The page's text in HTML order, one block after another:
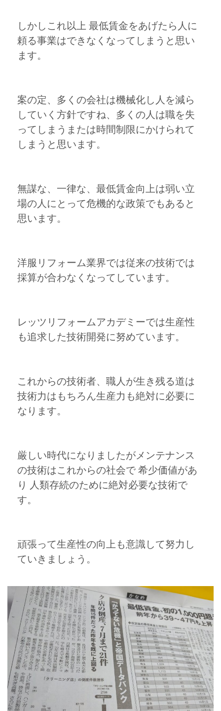
しかしこれ以上 最低賃金をあげたら人に
頼る事業はできなくなってしまうと思い
ます。
案の定、多くの会社は機械化し人を減ら
していく方針ですね、多くの人は職を失
ってしまうまたは時間制限にかけられて
しまうと思います。
無謀な、一律な、最低賃金向上は弱い立
場の人にとって危機的な政策でもあると
思います。
洋服リフォーム業界では従来の技術では
採算が合わなくなってしています。
レッツリフォームアカデミーでは生産性
も追求した技術開発に努めています。
これからの技術者、職人が生き残る道は
技術力はもちろん生産力も絶対に必要に
なります。
厳しい時代になりましたがメンテナンス
の技術はこれからの社会で 希少価値があ
り 人類存続のために絶対必要な技術で
す。
頑張って生産性の向上も意識して努力し
ていきましょう。